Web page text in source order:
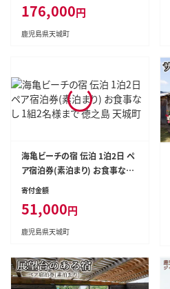
176,000円
鹿児島県天城町
海亀ビーチの宿 伝泊 1泊2日 ペ
ア宿泊券(素泊まり) お食事なし
1組2名様まで 徳之島 天城町
寄付金額
51,000円
鹿児島県天城町